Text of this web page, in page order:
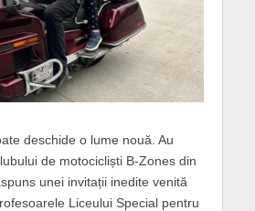
deschide o lume nouă. Au
de motocicliști B-Zones din
unei invitații inedite venită
Liceului Special pentru